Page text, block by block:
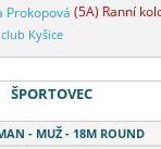
Prokopová (5A) Ranní
Kyšice
ŠPORTOVEC
- MUŽ - 18M ROUND